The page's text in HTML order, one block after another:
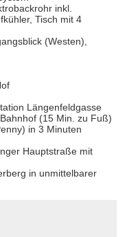
inkl.
Tisch mit 4
(Westen),
Längenfeldgasse
(15 Min. zu Fuß)
in 3 Minuten
Hauptstraße mit
in unmittelbarer